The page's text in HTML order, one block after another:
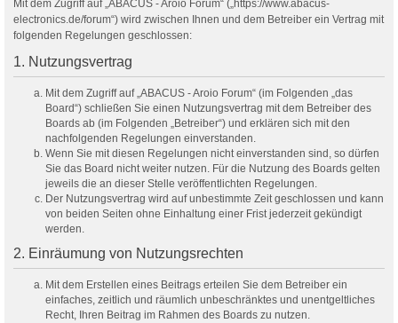
Mit dem Zugriff auf „ABACUS - Aroio Forum“ („https://www.abacus-
electronics.de/forum“) wird zwischen Ihnen und dem Betreiber ein Vertrag mit
folgenden Regelungen geschlossen:
1. Nutzungsvertrag
Mit dem Zugriff auf „ABACUS - Aroio Forum“ (im Folgenden „das
Board“) schließen Sie einen Nutzungsvertrag mit dem Betreiber des
Boards ab (im Folgenden „Betreiber“) und erklären sich mit den
nachfolgenden Regelungen einverstanden.
Wenn Sie mit diesen Regelungen nicht einverstanden sind, so dürfen
Sie das Board nicht weiter nutzen. Für die Nutzung des Boards gelten
jeweils die an dieser Stelle veröffentlichten Regelungen.
Der Nutzungsvertrag wird auf unbestimmte Zeit geschlossen und kann
von beiden Seiten ohne Einhaltung einer Frist jederzeit gekündigt
werden.
2. Einräumung von Nutzungsrechten
Mit dem Erstellen eines Beitrags erteilen Sie dem Betreiber ein
einfaches, zeitlich und räumlich unbeschränktes und unentgeltliches
Recht, Ihren Beitrag im Rahmen des Boards zu nutzen.